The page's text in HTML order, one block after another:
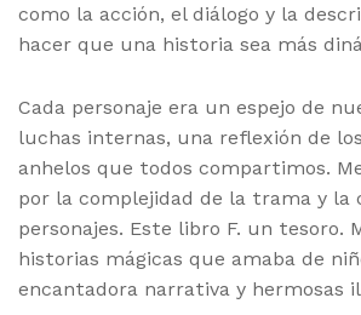
como la acción, el diálogo y la
hacer que una historia sea más
Cada personaje era un espejo de
luchas internas, una reflexión de
anhelos que todos compartimos.
por la complejidad de la trama y la
personajes. Este libro F. un tesoro.
historias mágicas que amaba de
encantadora narrativa y hermosas